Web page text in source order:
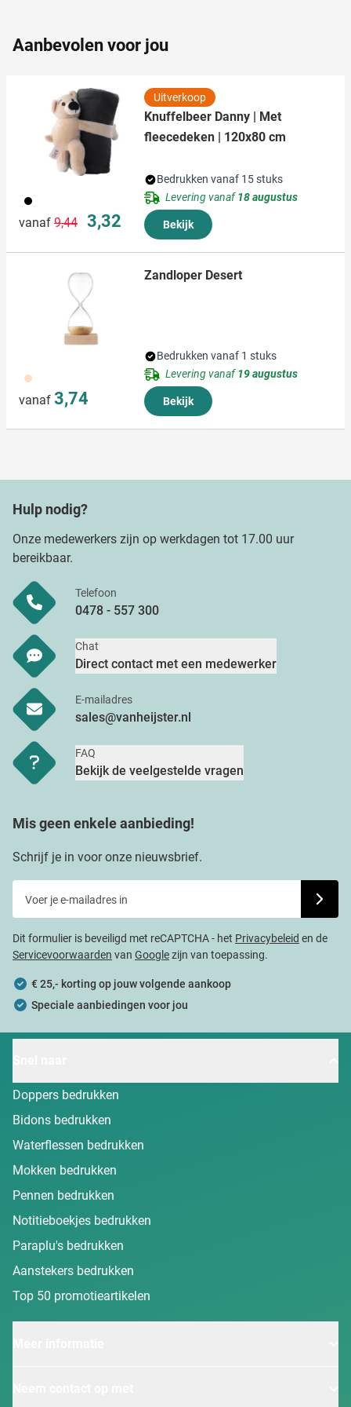
verzameld op basis van uw gebruik van hun services.
Aanbevolen voor jou
001
vanaf Normale prijs
9,44 Speciale prijs
3,32
Uitverkoop
Knuffelbeer Danny | Met
fleecedeken | 120x80 cm
Bedrukken vanaf 15 stuks
Levering vanaf18 augustus
Bekijk
357
vanaf 3,74
Zandloper Desert
Bedrukken vanaf 1 stuks
Levering vanaf19 augustus
Bekijk
Hulp nodig?
Onze medewerkers zijn op werkdagen tot 17.00 uur
bereikbaar.
Telefoon
0478 - 557 300
Chat
Direct contact met een medewerker
E-mailadres
sales@vanheijster.nl
FAQ
Bekijk de veelgestelde vragen
Mis geen enkele aanbieding!
Schrijf je in voor onze nieuwsbrief.
Dit formulier is beveiligd met reCAPTCHA - het Privacybeleid en de
Servicevoorwaarden van Googlezijn van toepassing.
€ 25,- korting op jouw volgende aankoop
Speciale aanbiedingen voor jou
Doppers bedrukken
Bidons bedrukken
Waterflessen bedrukken
Mokken bedrukken
Pennen bedrukken
Notitieboekjes bedrukken
Paraplu's bedrukken
Aanstekers bedrukken
Top 50 promotieartikelen